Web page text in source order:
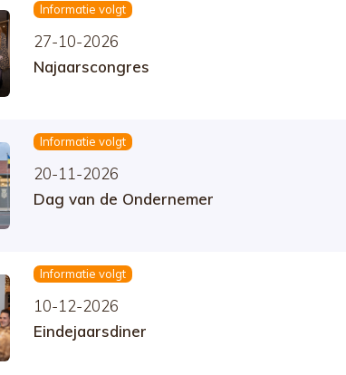
Informatie volgt
27-10-2026
Najaarscongres
Informatie volgt
20-11-2026
Dag van de Ondernemer
Informatie volgt
10-12-2026
Eindejaarsdiner